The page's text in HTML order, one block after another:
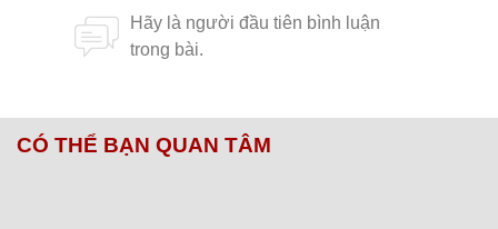
CÓ THỂ BẠN QUAN TÂM